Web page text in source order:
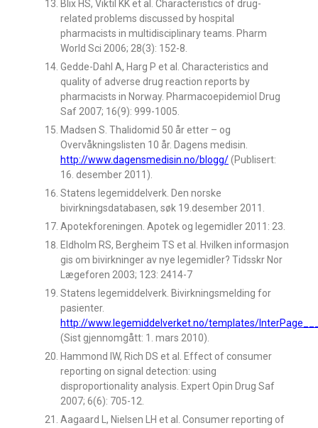
Blix HS, Viktil KK et al. Characteristics of drug-
related problems discussed by hospital
pharmacists in multidisciplinary teams. Pharm
World Sci 2006; 28(3): 152-8.
Gedde-Dahl A, Harg P et al. Characteristics and
quality of adverse drug reaction reports by
pharmacists in Norway. Pharmacoepidemiol Drug
Saf 2007; 16(9): 999-1005.
Madsen S. Thalidomid 50 år etter – og
Overvåkningslisten 10 år. Dagens medisin.
http://www.dagensmedisin.no/blogg/(Publisert:
16. desember 2011).
Statens legemiddelverk. Den norske
bivirkningsdatabasen, søk 19.desember 2011.
Apotekforeningen. Apotek og legemidler 2011: 23.
Eldholm RS, Bergheim TS et al. Hvilken informasjon
gis om bivirkninger av nye legemidler? Tidsskr Nor
Lægeforen 2003; 123: 2414-7
Statens legemiddelverk. Bivirkningsmelding for
pasienter.
http://www.legemiddelverket.no/templates/
(Sist gjennomgått: 1. mars 2010).
Hammond IW, Rich DS et al. Effect of consumer
reporting on signal detection: using
disproportionality analysis. Expert Opin Drug Saf
2007; 6(6): 705-12.
Aagaard L, Nielsen LH et al. Consumer reporting of